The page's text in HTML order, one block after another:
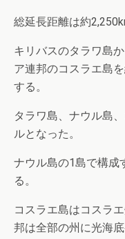
総延長距離は約
キリバスのタラワ島
ア連邦のコスラエ島
する。
タラワ島、ナウル島
ルとなった。
ナウル島の1島で構成
る。
コスラエ島はコスラ
邦は全部の州に光海